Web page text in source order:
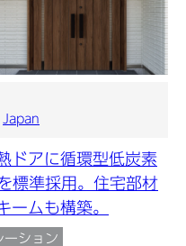
Japan
ドアに循環型低炭素
標準採用。住宅部材
ームも構築。
ーション